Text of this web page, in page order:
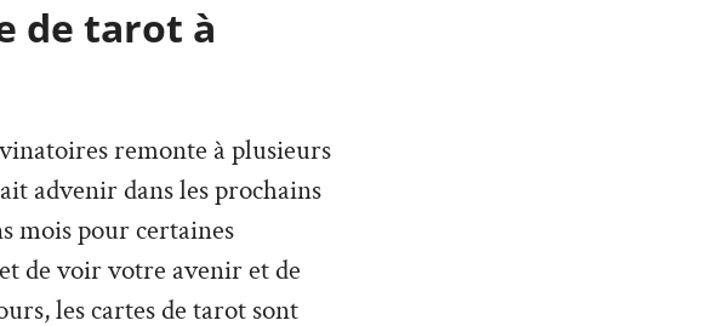
de tarot à
remonte à plusieurs
advenir dans les prochains
mois pour certaines
de voir votre avenir et de
les cartes de tarot sont